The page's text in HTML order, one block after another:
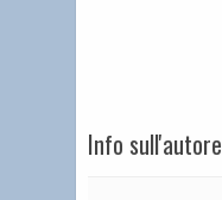
Info sull'autore